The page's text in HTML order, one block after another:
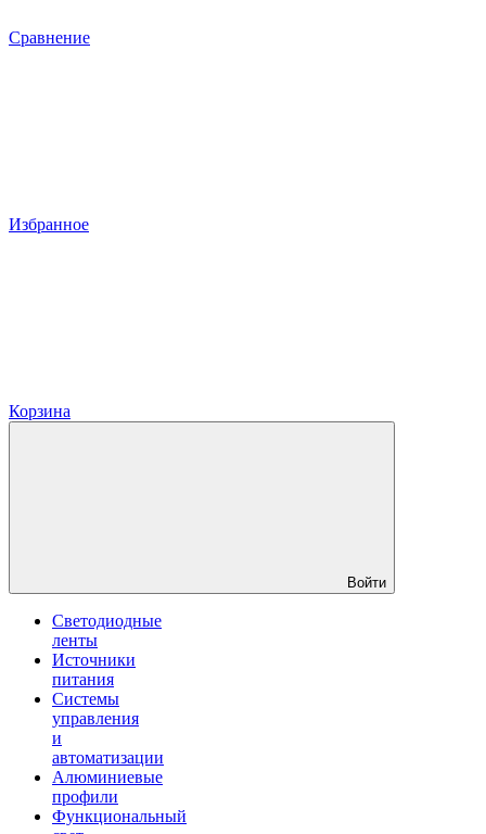
Сравнение
Избранное
Корзина
Войти
Светодиодные
ленты
Источники
питания
Системы
управления
и
автоматизации
Алюминиевые
профили
Функциональный